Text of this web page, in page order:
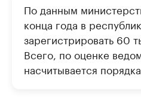
По данным
конца года в
зарегистрировать 60
Всего, по оценке
насчитывается